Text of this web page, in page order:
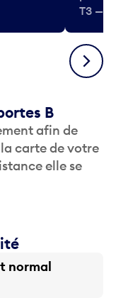
T3 —
Suivant
B
afin de
carte de votre
elle se
normal